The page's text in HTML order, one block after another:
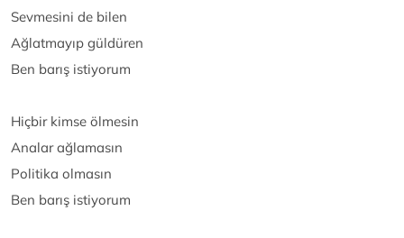
Sevmesini de bilen
Ağlatmayıp güldüren
Ben barış istiyorum
Hiçbir kimse ölmesin
Analar ağlamasın
Politika olmasın
Ben barış istiyorum